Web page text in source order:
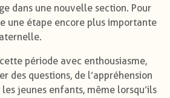
dans une nouvelle section. Pour
une étape encore plus importante
période avec enthousiasme,
des questions, de l’appréhension
jeunes enfants, même lorsqu’ils